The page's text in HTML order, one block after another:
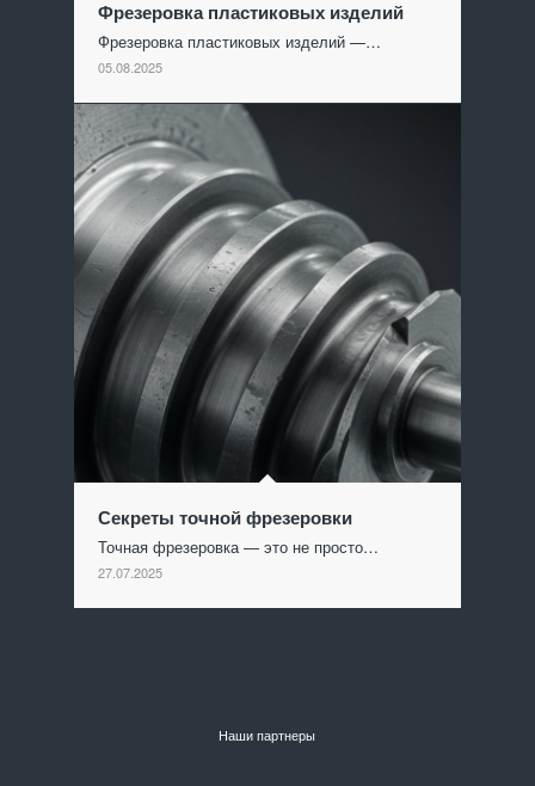
Фрезеровка пластиковых изделий
Фрезеровка пластиковых изделий —…
05.08.2025
Секреты точной фрезеровки
Точная фрезеровка — это не просто…
27.07.2025
Наши партнеры